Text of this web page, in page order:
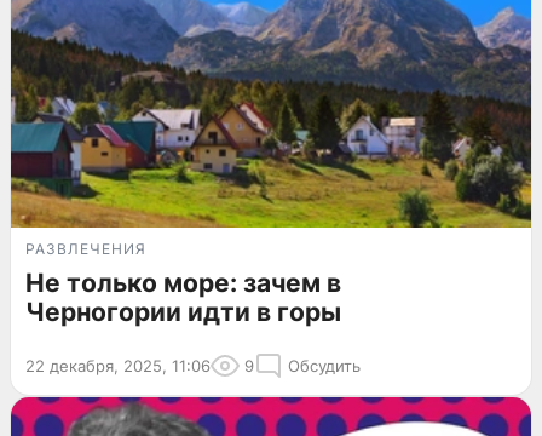
РАЗВЛЕЧЕНИЯ
Не только море: зачем в
Черногории идти в горы
22 декабря, 2025, 11:06 9 Обсудить